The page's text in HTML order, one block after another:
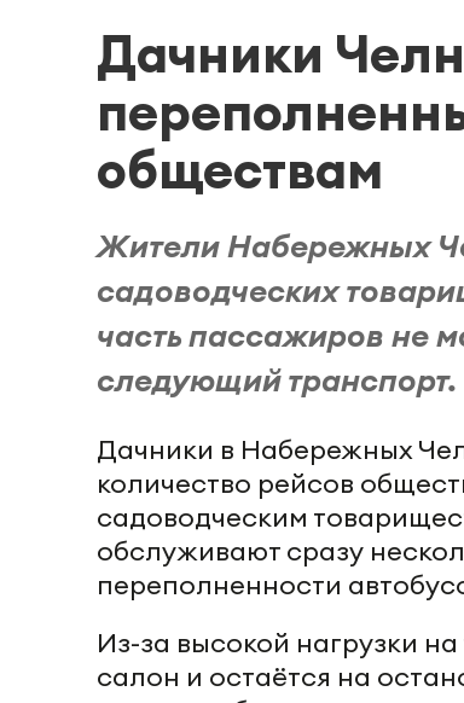
Дачники
обществам
Жители Набережных
садоводческих
часть пассажиров не
следующий транспорт.
Дачники в Набережных
количество рейсов
садоводческим
обслуживают сразу
переполненности
Из-за высокой нагрузки
салон и остаётся на